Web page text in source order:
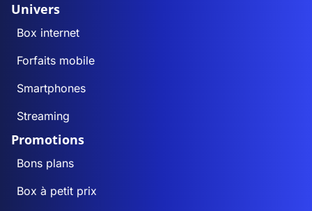
Univers
Box internet
Forfaits mobile
Smartphones
Streaming
Promotions
Bons plans
Box à petit prix